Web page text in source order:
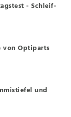
- Schleif-
von Optiparts
und